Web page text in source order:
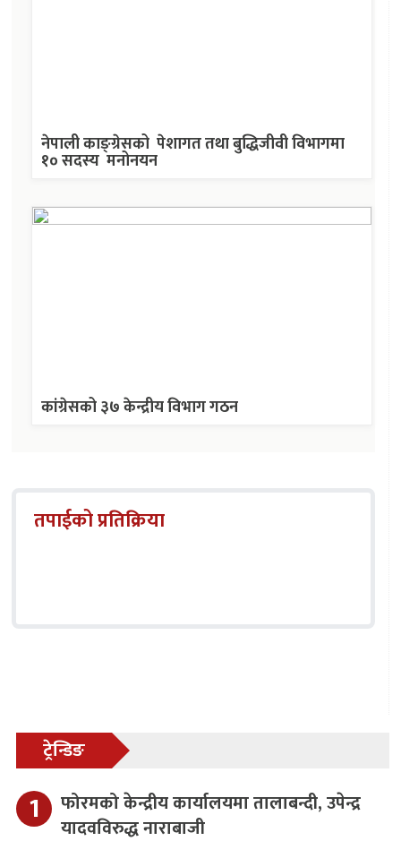
नेपाली काङ्ग्रेसको पेशागत तथा बुद्धिजीवी विभागमा
१० सदस्य मनोनयन
कांग्रेसको ३७ केन्द्रीय विभाग गठन
तपाईको प्रतिक्रिया
ट्रेन्डिङ
फोरमको केन्द्रीय कार्यालयमा तालाबन्दी, उपेन्द्र
यादवविरुद्ध नाराबाजी